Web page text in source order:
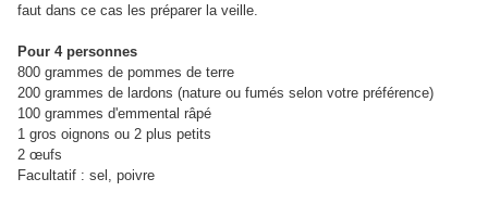
faut dans ce cas les préparer la veille.
Pour 4 personnes
800 grammes de pommes de terre
200 grammes de lardons (nature ou fumés selon votre préférence)
100 grammes d'emmental râpé
1 gros oignons ou 2 plus petits
2 œufs
Facultatif : sel, poivre